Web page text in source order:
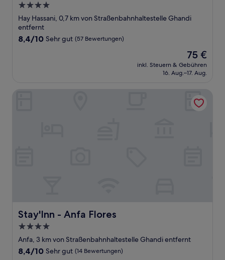
4.0-
Sterne-
Unterkunft
Hay Hassani, 0,7 km von Straßenbahnhaltestelle Ghandi
entfernt
8.4
Bewertungen)
8,4/10 Sehr gut (57 Bewertungen)
Der
Preis
beträgt
75 €
inkl. Steuern & Gebühren
16. Aug.–17. Aug.
Stay'Inn - Anfa Flores
Stay'Inn - Anfa Flores
4.0-
Sterne-
Unterkunft
Anfa, 3 km von Straßenbahnhaltestelle Ghandi entfernt
8.4
8,4/10 Sehr gut (14 Bewertungen)